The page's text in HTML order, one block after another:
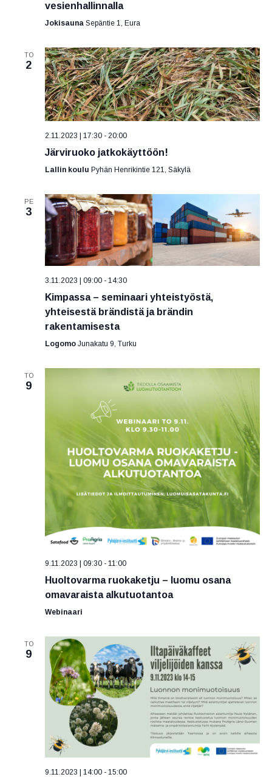
vesienhallinnalla
Jokisauna Sepäntie 1, Eura
TO
2
2.11.2023 | 17:30 - 20:00
Järviruoko jatkokäyttöön!
Lallin koulu Pyhän Henrikintie 121, Säkylä
PE
3
3.11.2023 | 09:00 - 14:30
Kimpassa – seminaari yhteistyöstä,
yhteisestä brändistä ja brändin
rakentamisesta
Logomo Junakatu 9, Turku
TO
9
9.11.2023 | 09:30 - 11:00
Huoltovarma ruokaketju – luomu osana
omavaraista alkutuotantoa
Webinaari
TO
9
9.11.2023 | 14:00 - 15:00